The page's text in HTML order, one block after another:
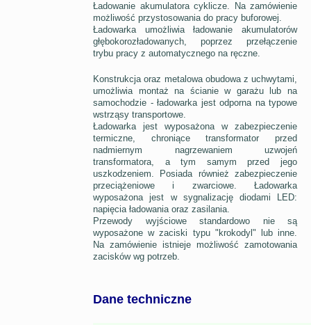
Ładowanie akumulatora cyklicze. Na zamówienie
możliwość przystosowania do pracy buforowej.
Ładowarka umożliwia ładowanie akumulatorów
głębokorozładowanych, poprzez przełączenie
trybu pracy z automatycznego na ręczne.
Konstrukcja oraz metalowa obudowa z uchwytami,
umożliwia montaż na ścianie w garażu lub na
samochodzie - ładowarka jest odporna na typowe
wstrząsy transportowe.
Ładowarka jest wyposażona w zabezpieczenie
termiczne, chroniące transformator przed
nadmiernym nagrzewaniem uzwojeń
transformatora, a tym samym przed jego
uszkodzeniem. Posiada również zabezpieczenie
przeciążeniowe i zwarciowe. Ładowarka
wyposażona jest w sygnalizację diodami LED:
napięcia ładowania oraz zasilania.
Przewody wyjściowe standardowo nie są
wyposażone w zaciski typu "krokodyl" lub inne.
Na zamówienie istnieje możliwość zamotowania
zacisków wg potrzeb.
Dane techniczne